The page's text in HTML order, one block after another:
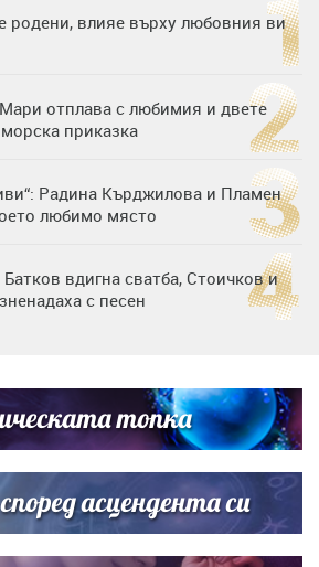
родени, влияе върху любовния ви
отплава с любимия и двете
приказка
Радина Кърджилова и Пламен
любимо място
вдигна сватба, Стоичков и
с песен
Ло и Риана във ВИП гостите на
топка
асцендента си